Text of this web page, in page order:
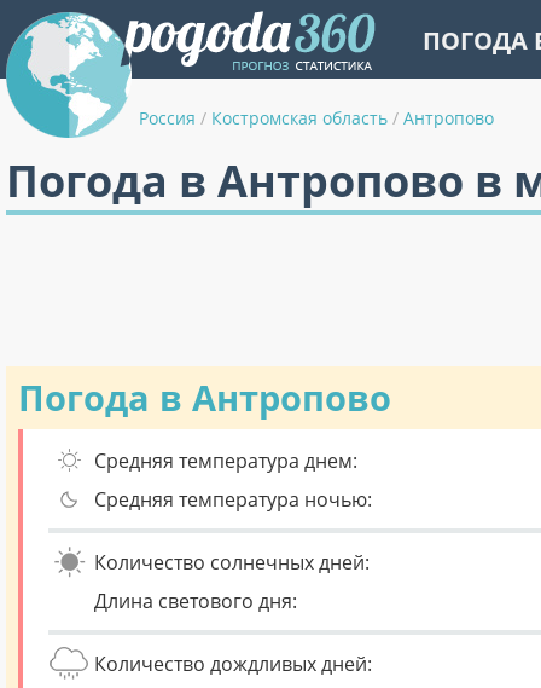
ПОГОДА
Россия / Костромская область / Антропово
Погода в Антропово в
Погода в Антропово
Средняя температура днем:
Средняя температура ночью:
Количество солнечных дней:
Длина светового дня:
Количество дождливых дней: